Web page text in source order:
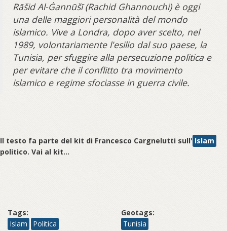
Rāšid Al-Ġannūšī (Rachid Ghannouchi) è oggi
una delle maggiori personalità del mondo
islamico. Vive a Londra, dopo aver scelto, nel
1989, volontariamente l'esilio dal suo paese, la
Tunisia, per sfuggire alla persecuzione politica e
per evitare che il conflitto tra movimento
islamico e regime sfociasse in guerra civile.
Il testo fa parte del kit di Francesco Cargnelutti sull' Islam
politico. Vai al kit...
Tags:
Islam
Politica
Geotags:
Tunisia